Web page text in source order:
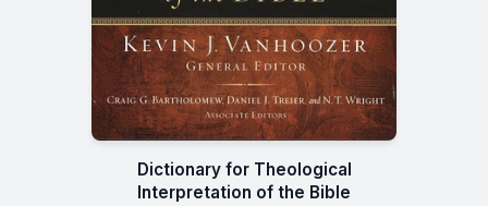
Dictionary for Theological
Interpretation of the Bible